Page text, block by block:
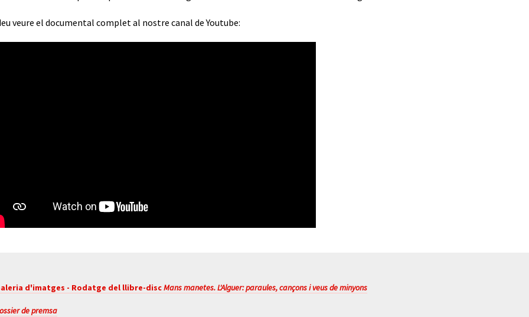
veure el documental complet al nostre canal de Youtube:
d'imatges - Rodatge del llibre-discMans manetes. L'Alguer: paraules, cançons i veus de minyons
de premsa